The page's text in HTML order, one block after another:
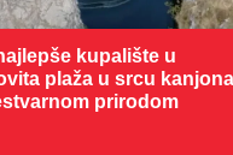
kupalište u
plaža u srcu kanjona
prirodom